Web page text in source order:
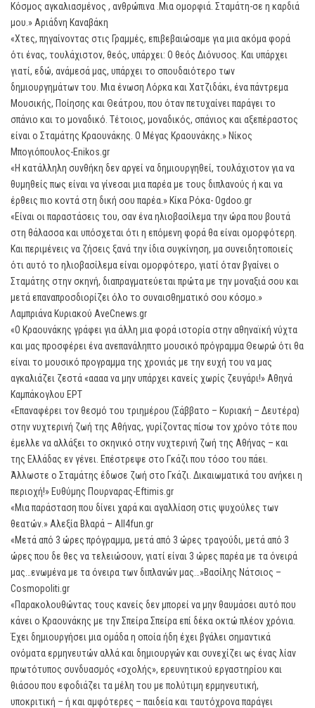
Κόσμος αγκαλιασμένος , ανθρώπινα .Μια ομορφιά. Σταμάτη-σε η καρδιά
μου.» Αριάδνη Καναβάκη
«Χτες, πηγαίνοντας στις Γραμμές, επιβεβαιώσαμε για μια ακόμα φορά
ότι ένας, τουλάχιστον, θεός, υπάρχει: Ο θεός Διόνυσος. Και υπάρχει
γιατί, εδώ, ανάμεσά μας, υπάρχει το σπουδαιότερο των
δημιουργημάτων του. Μια ένωση Λόρκα και Χατζιδάκι, ένα πάντρεμα
Μουσικής, Ποίησης και Θεάτρου, που όταν πετυχαίνει παράγει το
σπάνιο και το μοναδικό. Τέτοιος, μοναδικός, σπάνιος και αξεπέραστος
είναι ο Σταμάτης Κραουνάκης. Ο Μέγας Κραουνάκης.» Νίκος
Μπογιόπουλος-Enikos.gr
«Η κατάλληλη συνθήκη δεν αργεί να δημιουργηθεί, τουλάχιστον για να
θυμηθείς πως είναι να γίνεσαι μια παρέα με τους διπλανούς ή και να
έρθεις πιο κοντά στη δική σου παρέα.» Κίκα Ρόκα- Ogdoo.gr
«Είναι οι παραστάσεις του, σαν ένα ηλιοβασίλεμα την ώρα που βουτά
στη θάλασσα και υπόσχεται ότι η επόμενη φορά θα είναι ομορφότερη.
Και περιμένεις να ζήσεις ξανά την ίδια συγκίνηση, μα συνειδητοποιείς
ότι αυτό το ηλιοβασίλεμα είναι ομορφότερο, γιατί όταν βγαίνει ο
Σταμάτης στην σκηνή, διαπραγματεύεται πρώτα με την μοναξιά σου και
μετά επαναπροσδιορίζει όλο το συναισθηματικό σου κόσμο.»
Λαμπριάνα Κυριακού AveCnews.gr
«Ο Κραουνάκης γράφει για άλλη μια φορά ιστορία στην αθηναϊκή νύχτα
και μας προσφέρει ένα ανεπανάληπτο μουσικό πρόγραμμα Θεωρώ ότι θα
είναι το μουσικό προγραμμα της χρονιάς με την ευχή του να μας
αγκαλιάζει ζεστά «αααα να μην υπάρχει κανείς χωρίς ζευγάρι!» Αθηνά
Καμπάκογλου ΕΡΤ
«Επαναφέρει τον θεσμό του τριημέρου (Σάββατο – Κυριακή – Δευτέρα)
στην νυχτερινή ζωή της Αθήνας, γυρίζοντας πίσω τον χρόνο τότε που
έμελλε να αλλάξει το σκηνικό στην νυχτερινή ζωή της Αθήνας – και
της Ελλάδας εν γένει. Επέστρεψε στο Γκάζι που τόσο του πάει.
Άλλωστε ο Σταμάτης έδωσε ζωή στο Γκάζι. Δικαιωματικά του ανήκει η
περιοχή!» Ευθύμης Πουρναρας-Eftimis.gr
«Μια παράσταση που δίνει χαρά και αγαλλίαση στις ψυχούλες των
θεατών.» Αλεξία Βλαρά – All4fun.gr
«Μετά από 3 ώρες πρόγραμμα, μετά από 3 ώρες τραγούδι, μετά από 3
ώρες που δε θες να τελειώσουν, γιατί είναι 3 ώρες παρέα με τα όνειρά
μας…ενωμένα με τα όνειρα των διπλανών μας…»Βασίλης Νάτσιος –
Cosmopoliti.gr
«Παρακολουθώντας τους κανείς δεν μπορεί να μην θαυμάσει αυτό που
κάνει ο Κραουνάκης με την Σπείρα Σπείρα επί δέκα οκτώ πλέον χρόνια.
Έχει δημιουργήσει μια ομάδα η οποία ήδη έχει βγάλει σημαντικά
ονόματα ερμηνευτών αλλά και δημιουργών και συνεχίζει ως ένας λίαν
πρωτότυπος συνδυασμός «σχολής», ερευνητικού εργαστηρίου και
θιάσου που εφοδιάζει τα μέλη του με πολύτιμη ερμηνευτική,
υποκριτική – ή και αμφότερες – παιδεία και ταυτόχρονα παράγει